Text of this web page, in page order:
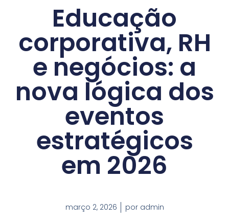
Educação
corporativa, RH
e negócios: a
nova lógica dos
eventos
estratégicos
em 2026
março 2, 2026 poradmin